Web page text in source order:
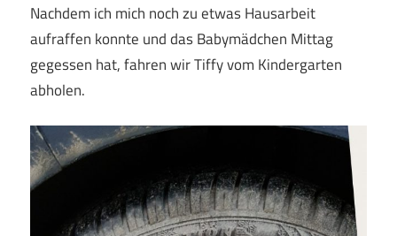
Nachdem ich mich noch zu etwas Hausarbeit
aufraffen konnte und das Babymädchen Mittag
gegessen hat, fahren wir Tiffy vom Kindergarten
abholen.